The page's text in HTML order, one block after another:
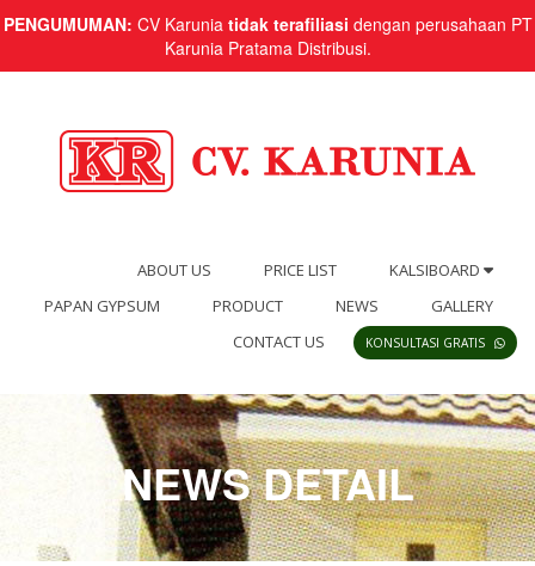
PENGUMUMAN: CV Karunia tidak terafiliasi dengan perusahaan PT
Karunia Pratama Distribusi.
ABOUT US PRICE LIST
KALSIBOARD
PAPAN GYPSUM
PRODUCT NEWS
GALLERY
CONTACT US
KONSULTASI GRATIS
NEWS DETAIL